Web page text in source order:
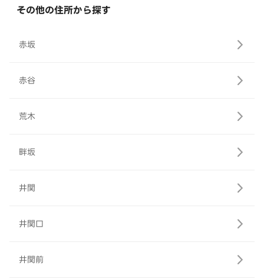
その他の住所から探す
赤坂
赤谷
荒木
畔坂
井関
井関口
井関前